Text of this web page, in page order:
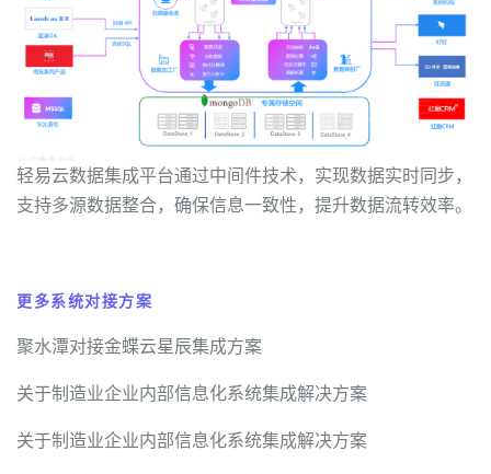
轻易云数据集成平台通过中间件技术，实现数据实时同步，
支持多源数据整合，确保信息一致性，提升数据流转效率。
更多系统对接方案
聚水潭对接金蝶云星辰集成方案
关于制造业企业内部信息化系统集成解决方案
关于制造业企业内部信息化系统集成解决方案